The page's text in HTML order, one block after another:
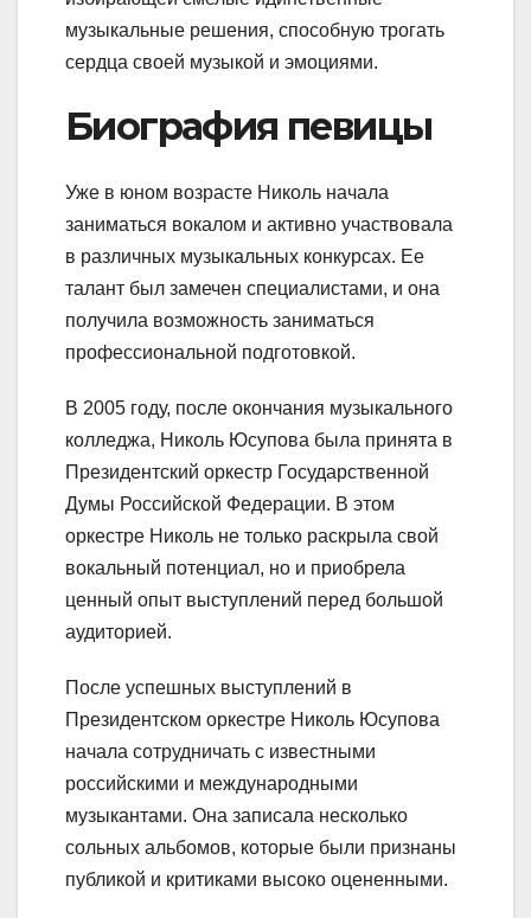
музыкальные решения, способную трогать
сердца своей музыкой и эмоциями.
Биография певицы
Уже в юном возрасте Николь начала
заниматься вокалом и активно участвовала
в различных музыкальных конкурсах. Ее
талант был замечен специалистами, и она
получила возможность заниматься
профессиональной подготовкой.
В 2005 году, после окончания музыкального
колледжа, Николь Юсупова была принята в
Президентский оркестр Государственной
Думы Российской Федерации. В этом
оркестре Николь не только раскрыла свой
вокальный потенциал, но и приобрела
ценный опыт выступлений перед большой
аудиторией.
После успешных выступлений в
Президентском оркестре Николь Юсупова
начала сотрудничать с известными
российскими и международными
музыкантами. Она записала несколько
сольных альбомов, которые были признаны
публикой и критиками высоко оцененными.